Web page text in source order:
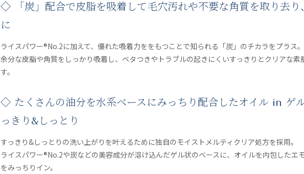
◇ 「炭」配合で皮脂を吸着して毛穴汚れや不要な角質を取り去り
に
ライスパワー®No.2に加えて、優れた吸着力ををもつことで知られる「炭」のチカラをプラス。
余分な皮脂や角質をしっかり吸着し、ベタつきやトラブルの起きにくいすっきりとクリアな素
す。
◇ たくさんの油分を水系ベースにみっちり配合したオイル in ゲ
っきり&しっとり
すっきり&しっとりの洗い上がりを叶えるために独自のモイストメルティクリア処方を採用。
ライスパワー®No.2や炭などの美容成分が溶け込んだゲル状のベースに、オイルを内包したエ
をみっちりイン。